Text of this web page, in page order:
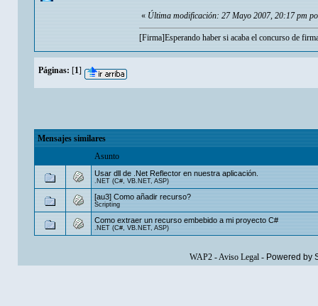
« Última modificación: 27 Mayo 2007, 20:17 pm
[Firma]Esperando haber si acaba el concurso de
Páginas: [1]
Mensajes similares
Asunto
Usar dll de .Net Reflector en nuestra aplicación.
.NET (C#, VB.NET, ASP)
[au3] Como añadir recurso?
Scripting
Como extraer un recurso embebido a mi proyecto C#
.NET (C#, VB.NET, ASP)
WAP2-Aviso Legal- Powered by